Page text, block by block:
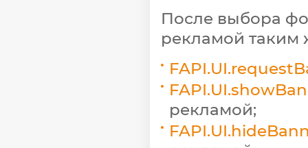
После выбора
рекламой таким
рекламой;